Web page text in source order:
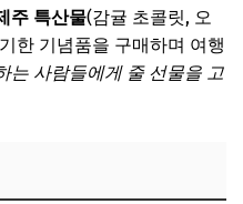
주 특산물(감귤 초콜릿, 오
한 기념품을 구매하며 여행
는 사람들에게 줄 선물을 고